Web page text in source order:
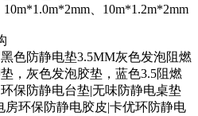
、10m*1.2m*2mm
色防静电垫3.5MM灰色发泡阻燃
，灰色发泡胶垫，蓝色3.5阻燃
保防静电台垫|无味防静电桌垫
房环保防静电胶皮|卡优环防静电